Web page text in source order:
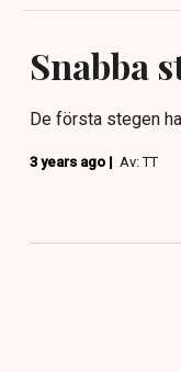
Snabba
De första stegen
3 years ago | Av: TT